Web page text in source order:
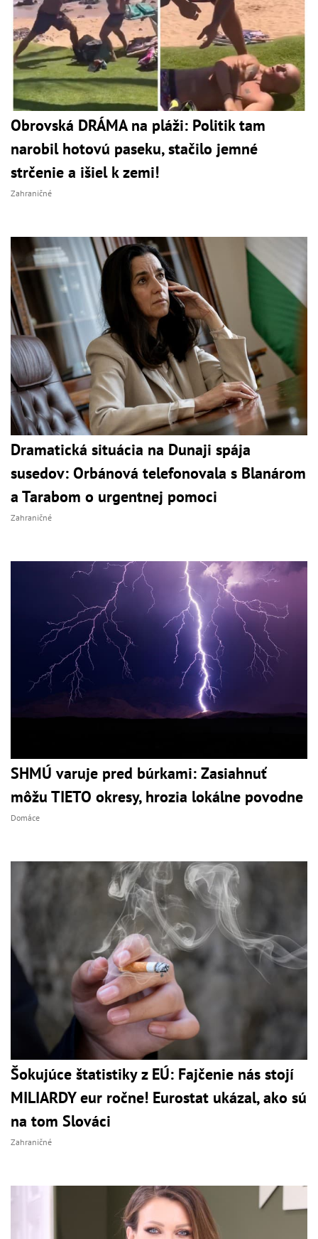
Obrovská DRÁMA na pláži: Politik tam
narobil hotovú paseku, stačilo jemné
strčenie a išiel k zemi!
Zahraničné
Dramatická situácia na Dunaji spája
susedov: Orbánová telefonovala s Blanárom
a Tarabom o urgentnej pomoci
Zahraničné
SHMÚ varuje pred búrkami: Zasiahnuť
môžu TIETO okresy, hrozia lokálne povodne
Domáce
Šokujúce štatistiky z EÚ: Fajčenie nás stojí
MILIARDY eur ročne! Eurostat ukázal, ako sú
na tom Slováci
Zahraničné